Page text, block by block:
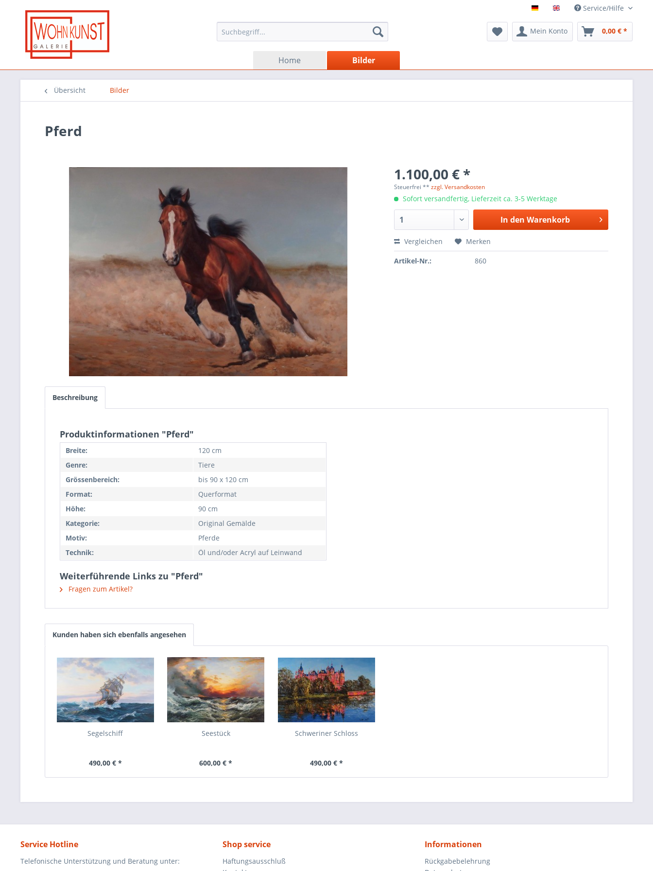
Service/Hilfe
Mein Konto 0,00 € *
Home Bilder
Übersicht Bilder
Pferd
1.100,00 € *
Steuerfrei **zzgl. Versandkosten
Sofort versandfertig, Lieferzeit ca. 3-5 Werktage
In den Warenkorb
Vergleichen Merken
Artikel-Nr.: 860
Beschreibung
Produktinformationen "Pferd"
Breite:
120 cm
Genre:
Tiere
Grössenbereich:
bis 90 x 120 cm
Format:
Querformat
Höhe:
90 cm
Kategorie:
Original Gemälde
Motiv:
Pferde
Technik:
Öl und/oder Acryl auf Leinwand
Weiterführende Links zu "Pferd"
Fragen zum Artikel?
Kunden haben sich ebenfalls angesehen
Segelschiff
490,00 € *
Seestück
600,00 € *
Schweriner Schloss
490,00 € *
Service Hotline
Telefonische Unterstützung und Beratung unter:
Shop service
Haftungsausschluß
Informationen
Rückgabebelehrung